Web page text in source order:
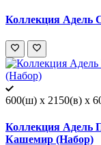
Коллекция Адель
600(ш) x 2150(в) x
Коллекция Адель
Кашемир (Набор)